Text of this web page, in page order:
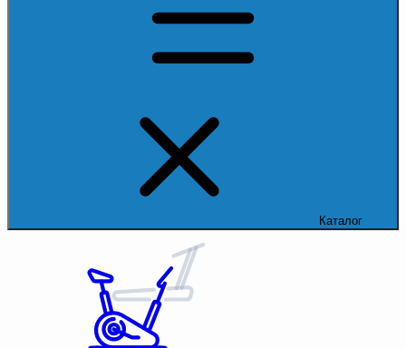
Каталог